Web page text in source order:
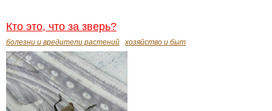
Кто это, что за зверь?
болезни и вредители растений хозяйство и быт